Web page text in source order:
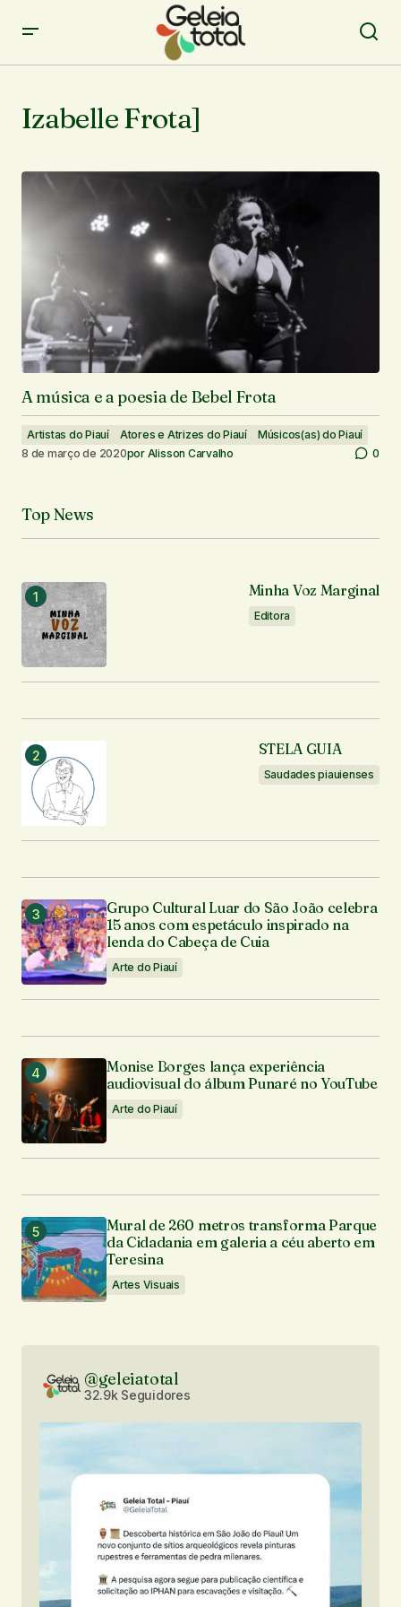
Izabelle Frota]
A música e a poesia de Bebel Frota
Artistas do Piauí Atores e Atrizes do Piauí
Músicos(as) do Piauí
8 de março de 2020por Alisson Carvalho 0
Top News
Minha Voz Marginal
Editora
STELA GUIA
Saudades piauienses
Grupo Cultural Luar do São João celebra
15 anos com espetáculo inspirado na
lenda do Cabeça de Cuia
Arte do Piauí
Monise Borges lança experiência
audiovisual do álbum Punaré no YouTube
Arte do Piauí
Mural de 260 metros transforma Parque
da Cidadania em galeria a céu aberto em
Teresina
Artes Visuais
@geleiatotal
32.9k Seguidores